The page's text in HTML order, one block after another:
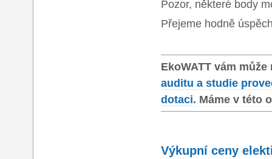
Pozor, některé body
Přejeme hodně
EkoWATT vám
auditu a studie
dotaci. Máme v této
Výkupní ceny